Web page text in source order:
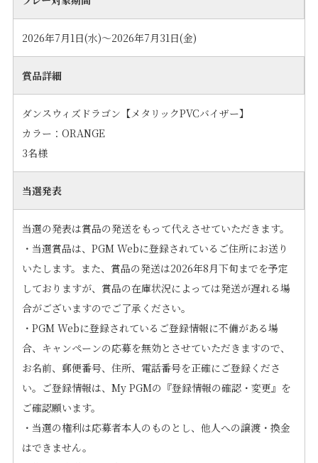
2026年7月1日(水)～2026年7月31日(金)
賞品詳細
ダンスウィズドラゴン【メタリックPVCバイザー】
カラー：ORANGE
3名様
当選発表
当選の発表は賞品の発送をもって代えさせていただきます。
・当選賞品は、PGM Webに登録されているご住所にお送り
いたします。また、賞品の発送は2026年8月下旬までを予定
しておりますが、賞品の在庫状況によっては発送が遅れる場
合がございますのでご了承ください。
・PGM Webに登録されているご登録情報に不備がある場
合、キャンペーンの応募を無効とさせていただきますので、
お名前、郵便番号、住所、電話番号を正確にご登録くださ
い。ご登録情報は、My PGMの『登録情報の確認・変更』を
ご確認願います。
・当選の権利は応募者本人のものとし、他人への譲渡・換金
はできません。